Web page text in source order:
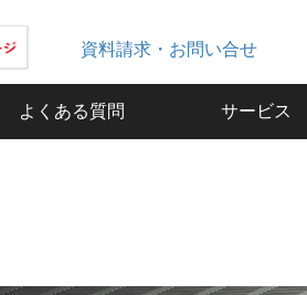
資料請求・お問い合せ
よくある質問 サービス